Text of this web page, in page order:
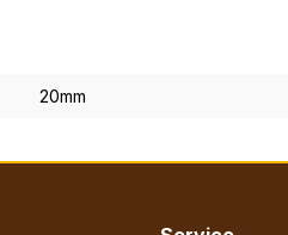
20mm